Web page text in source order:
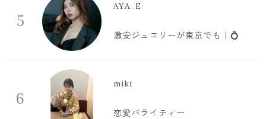
5
AYA..E
激安ジュエリーが東京でも！💍
6
miki
恋愛バライティー